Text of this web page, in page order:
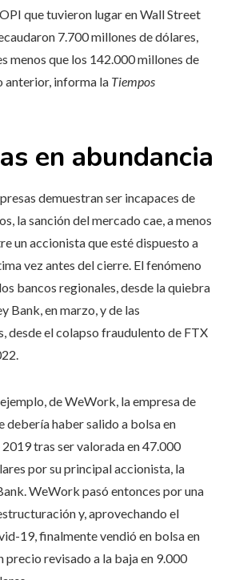
que tuvieron lugar en Wall Street
7.700 millones de dólares,
menos que los 142.000 millones de
anterior, informa la Tiempos
en abundancia
demuestran ser incapaces de
la sanción del mercado cae, a menos
un accionista que esté dispuesto a
vez antes del cierre. El fenómeno
bancos regionales, desde la quiebra
Bank, en marzo, y de las
desde el colapso fraudulento de FTX
de WeWork, la empresa de
debería haber salido a bolsa en
tras ser valorada en 47.000
por su principal accionista, la
WeWork pasó entonces por una
y, aprovechando el
19, finalmente vendió en bolsa en
precio revisado a la baja en 9.000